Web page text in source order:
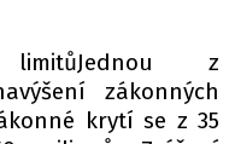
video?
z
zákonných
krytí se z 35